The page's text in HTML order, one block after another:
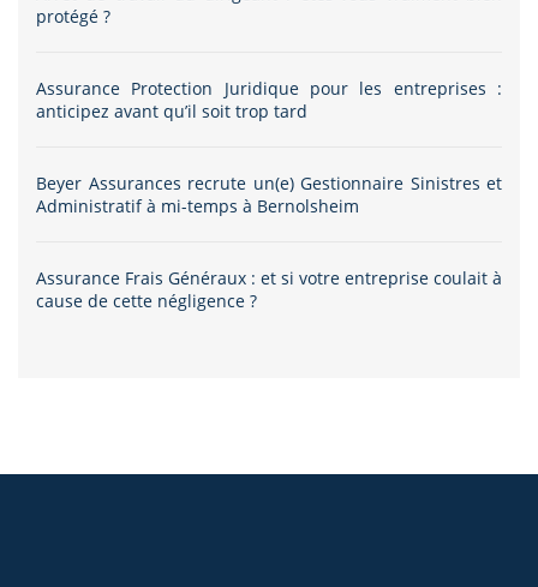
protégé ?
Assurance Protection Juridique pour les entreprises :
anticipez avant qu’il soit trop tard
Beyer Assurances recrute un(e) Gestionnaire Sinistres et
Administratif à mi-temps à Bernolsheim
Assurance Frais Généraux : et si votre entreprise coulait à
cause de cette négligence ?